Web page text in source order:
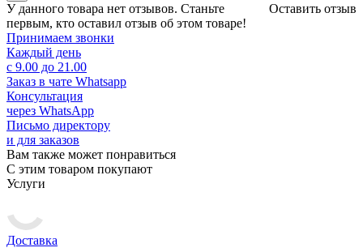
Оставить отзыв
У данного товара нет отзывов. Станьте
первым, кто оставил отзыв об этом товаре!
Принимаем звонки
Каждый день
с 9.00 до 21.00
Заказ в чате Whatsapp
Консультация
через WhatsApp
Письмо директору
и для заказов
Вам также может понравиться
С этим товаром покупают
Услуги
Доставка